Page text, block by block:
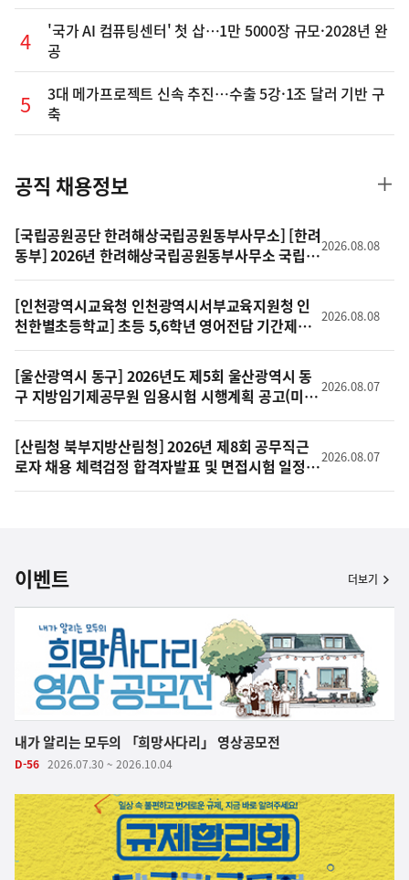
'국가 AI 컴퓨팅센터' 첫 삽…1만 5000장 규모·2028년 완
공
3대 메가프로젝트 신속 추진…수출 5강·1조 달러 기반 구
축
공직 채용정보
[국립공원공단 한려해상국립공원동부사무소] [한려
동부] 2026년 한려해상국립공원동부사무소 국립공
원지킴이(녹색순찰대) 3차 채용 재공고
2026.08.08
[인천광역시교육청 인천광역시서부교육지원청 인
천한별초등학교] 초등 5,6학년 영어전담 기간제교
사 채용
2026.08.08
[울산광역시 동구] 2026년도 제5회 울산광역시 동
구 지방임기제공무원 임용시험 시행계획 공고(미디
어홍보)
2026.08.07
[산림청 북부지방산림청] 2026년 제8회 공무직근
로자 채용 체력검정 합격자발표 및 면접시험 일정
공고
2026.08.07
더
이벤트
내가 알리는 모두의 「희망사다리」 영상공모전
D-56 2026.07.30 ~ 2026.10.04
더보기